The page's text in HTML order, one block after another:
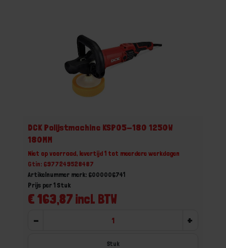
DCK Polijstmachine KSP05-180 1250W
180MM
Niet op voorraad, levertijd 1 tot meerdere werkdagen
Gtin: 6977249528487
Artikelnummer merk: 6000006741
€ 163,87 incl. BTW
Prijs per 1 Stuk
- +
Stuk